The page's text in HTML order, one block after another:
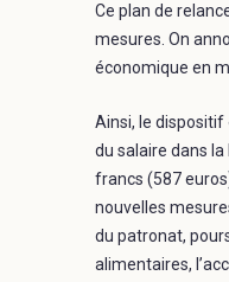
Ce plan de
mesures. On
économique en
Ainsi, le dispositif
du salaire dans
francs (587
nouvelles
du patronat,
alimentaires,